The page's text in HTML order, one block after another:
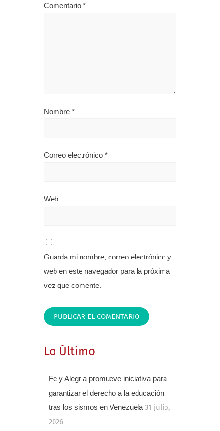
Comentario *
Nombre *
Correo electrónico *
Web
Guarda mi nombre, correo electrónico y
web en este navegador para la próxima
vez que comente.
Lo Último
Fe y Alegría promueve iniciativa para
garantizar el derecho a la educación
tras los sismos en Venezuela 31 julio,
2026